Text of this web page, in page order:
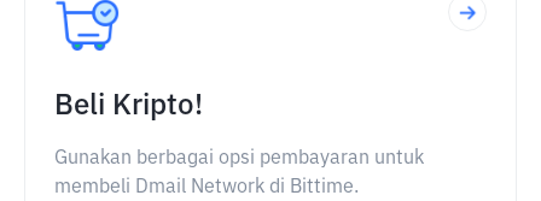
Beli Kripto!
Gunakan berbagai opsi pembayaran untuk
membeli Dmail Network di Bittime.